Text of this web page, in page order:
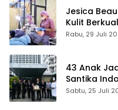
Jesica
Kulit
Rabu, 29 Juli
43 Anak
Santika
Sabtu, 25 Juli